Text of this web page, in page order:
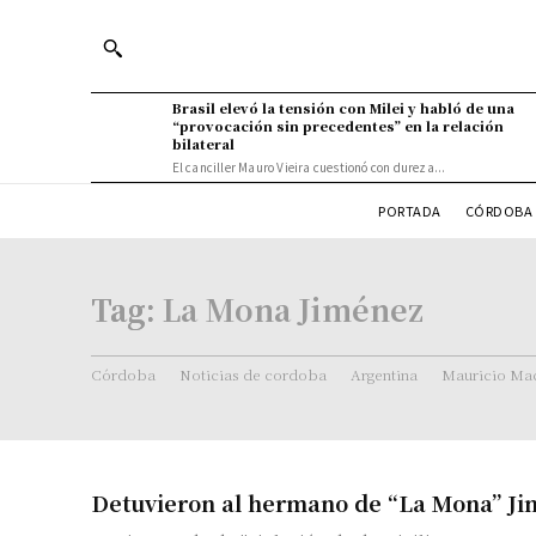
Brasil elevó la tensión con Milei y habló de una
“provocación sin precedentes” en la relación
bilateral
El canciller Mauro Vieira cuestionó con dureza...
PORTADA
Tag: La Mona Jiménez
Córdoba Noticias de cordoba Argentina Mauricio
Detuvieron al hermano de “La Mona”